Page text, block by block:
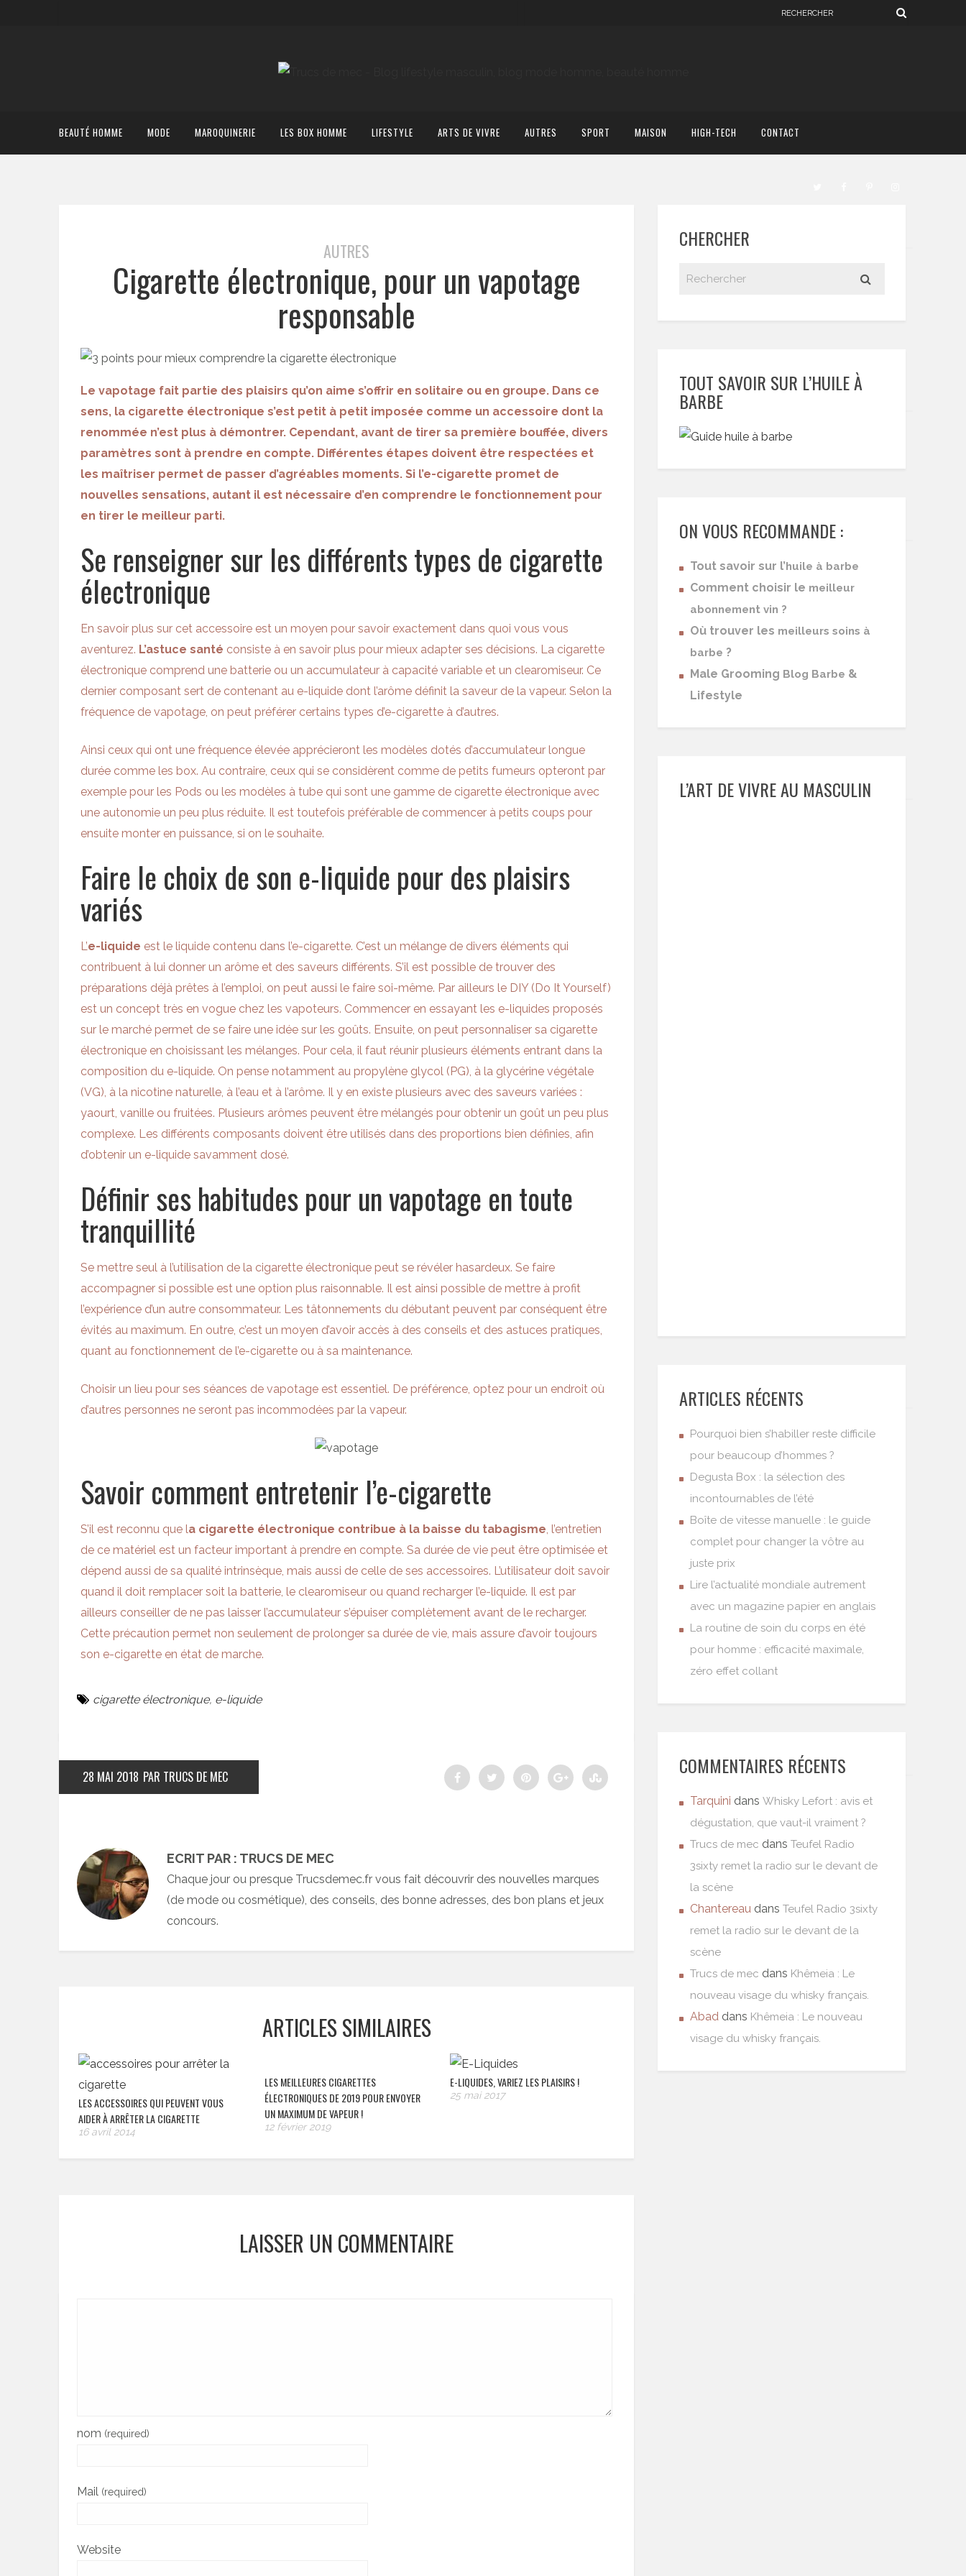
BEAUTÉ HOMME MODE MAROQUINERIE LES BOX HOMME LIFESTYLE ARTS DE VIVRE AUTRES SPORT MAISON HIGH-TECH CONTACT
AUTRES
Cigarette électronique, pour un vapotage
responsable
Le vapotage fait partie des plaisirs qu’on aime s’offrir en solitaire ou en groupe. Dans ce
sens, la cigarette électronique s’est petit à petit imposée comme un accessoire dont la
renommée n’est plus à démontrer. Cependant, avant de tirer sa première bouffée, divers
paramètres sont à prendre en compte. Différentes étapes doivent être respectées et
les maîtriser permet de passer d’agréables moments. Si l’e-cigarette promet de
nouvelles sensations, autant il est nécessaire d’en comprendre le fonctionnement pour
en tirer le meilleur parti.
Se renseigner sur les différents types de cigarette
électronique
En savoir plus sur cet accessoire est un moyen pour savoir exactement dans quoi vous vous
aventurez. L’astuce santé consiste à en savoir plus pour mieux adapter ses décisions. La cigarette
électronique comprend une batterie ou un accumulateur à capacité variable et un clearomiseur. Ce
dernier composant sert de contenant au e-liquide dont l’arôme définit la saveur de la vapeur. Selon la
fréquence de vapotage, on peut préférer certains types d’e-cigarette à d’autres.
Ainsi ceux qui ont une fréquence élevée apprécieront les modèles dotés d’accumulateur longue
durée comme les box. Au contraire, ceux qui se considèrent comme de petits fumeurs opteront par
exemple pour les Pods ou les modèles à tube qui sont une gamme de cigarette électronique avec
une autonomie un peu plus réduite. Il est toutefois préférable de commencer à petits coups pour
ensuite monter en puissance, si on le souhaite.
Faire le choix de son e-liquide pour des plaisirs
variés
L’e-liquide est le liquide contenu dans l’e-cigarette. C’est un mélange de divers éléments qui
contribuent à lui donner un arôme et des saveurs différents. S’il est possible de trouver des
préparations déjà prêtes à l’emploi, on peut aussi le faire soi-même. Par ailleurs le DIY (Do It Yourself)
est un concept très en vogue chez les vapoteurs. Commencer en essayant les e-liquides proposés
sur le marché permet de se faire une idée sur les goûts. Ensuite, on peut personnaliser sa cigarette
électronique en choisissant les mélanges. Pour cela, il faut réunir plusieurs éléments entrant dans la
composition du e-liquide. On pense notamment au propylène glycol (PG), à la glycérine végétale
(VG), à la nicotine naturelle, à l’eau et à l’arôme. Il y en existe plusieurs avec des saveurs variées :
yaourt, vanille ou fruitées. Plusieurs arômes peuvent être mélangés pour obtenir un goût un peu plus
complexe. Les différents composants doivent être utilisés dans des proportions bien définies, afin
d’obtenir un e-liquide savamment dosé.
Définir ses habitudes pour un vapotage en toute
tranquillité
Se mettre seul à l’utilisation de la cigarette électronique peut se révéler hasardeux. Se faire
accompagner si possible est une option plus raisonnable. Il est ainsi possible de mettre à profit
l’expérience d’un autre consommateur. Les tâtonnements du débutant peuvent par conséquent être
évités au maximum. En outre, c’est un moyen d’avoir accès à des conseils et des astuces pratiques,
quant au fonctionnement de l’e-cigarette ou à sa maintenance.
Choisir un lieu pour ses séances de vapotage est essentiel. De préférence, optez pour un endroit où
d’autres personnes ne seront pas incommodées par la vapeur.
Savoir comment entretenir l’e-cigarette
S’il est reconnu que la cigarette électronique contribue à la baisse du tabagisme, l’entretien
de ce matériel est un facteur important à prendre en compte. Sa durée de vie peut être optimisée et
dépend aussi de sa qualité intrinsèque, mais aussi de celle de ses accessoires. L’utilisateur doit savoir
quand il doit remplacer soit la batterie, le clearomiseur ou quand recharger l’e-liquide. Il est par
ailleurs conseiller de ne pas laisser l’accumulateur s’épuiser complètement avant de le recharger.
Cette précaution permet non seulement de prolonger sa durée de vie, mais assure d’avoir toujours
son e-cigarette en état de marche.
cigarette électronique, e-liquide
28 MAI 2018 PAR TRUCS DE MEC
ECRIT PAR : TRUCS DE MEC
Chaque jour ou presque Trucsdemec.fr vous fait découvrir des nouvelles marques
(de mode ou cosmétique), des conseils, des bonne adresses, des bon plans et jeux
concours.
ARTICLES SIMILAIRES
LES ACCESSOIRES QUI PEUVENT VOUS
AIDER À ARRÊTER LA CIGARETTE
16 avril 2014
LES MEILLEURES CIGARETTES
ÉLECTRONIQUES DE 2019 POUR ENVOYER
UN MAXIMUM DE VAPEUR !
12 février 2019
E-LIQUIDES, VARIEZ LES PLAISIRS !
25 mai 2017
LAISSER UN COMMENTAIRE
nom (required)
Mail (required)
Website
CHERCHER
TOUT SAVOIR SUR L’HUILE À
BARBE
ON VOUS RECOMMANDE :
Tout savoir sur l’huile à barbe
Comment choisir le meilleur
abonnement vin ?
Où trouver les meilleurs soins à
barbe ?
Male Grooming Blog Barbe &
Lifestyle
L’ART DE VIVRE AU MASCULIN
ARTICLES RÉCENTS
Pourquoi bien s’habiller reste difficile
pour beaucoup d’hommes ?
Degusta Box : la sélection des
incontournables de l’été
Boîte de vitesse manuelle : le guide
complet pour changer la vôtre au
juste prix
Lire l’actualité mondiale autrement
avec un magazine papier en anglais
La routine de soin du corps en été
pour homme : efficacité maximale,
zéro effet collant
COMMENTAIRES RÉCENTS
Tarquini dans Whisky Lefort : avis et
dégustation, que vaut-il vraiment ?
Trucs de mec dans Teufel Radio
3sixty remet la radio sur le devant de
la scène
Chantereau dans Teufel Radio 3sixty
remet la radio sur le devant de la
scène
Trucs de mec dans Khêmeia : Le
nouveau visage du whisky français.
Abad dans Khêmeia : Le nouveau
visage du whisky français.